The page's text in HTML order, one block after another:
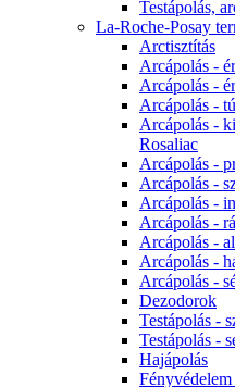
Testápolás,
La-Roche-Posay
Arctisztítás
Arcápolás -
Arcápolás -
Arcápolás -
Arcápolás -
Rosaliac
Arcápolás -
Arcápolás -
Arcápolás -
Arcápolás -
Arcápolás -
Arcápolás -
Arcápolás -
Dezodorok
Testápolás -
Testápolás -
Hajápolás
Fényvédelem